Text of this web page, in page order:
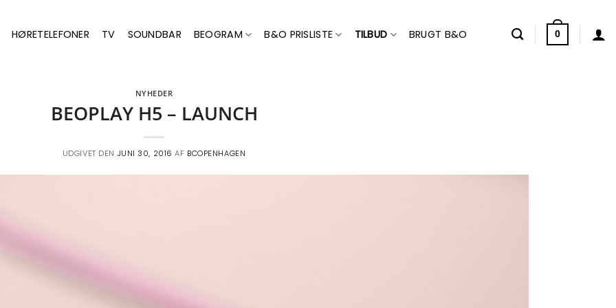
HØRETELEFONER TV SOUNDBAR BEOGRAM B&O PRISLISTE TILBUD BRUGT B&O 0
NYHEDER
BEOPLAY H5 – LAUNCH
UDGIVET DEN JUNI 30, 2016 AF BCOPENHAGEN